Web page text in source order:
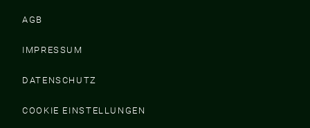
AGB
IMPRESSUM
DATENSCHUTZ
COOKIE EINSTELLUNGEN